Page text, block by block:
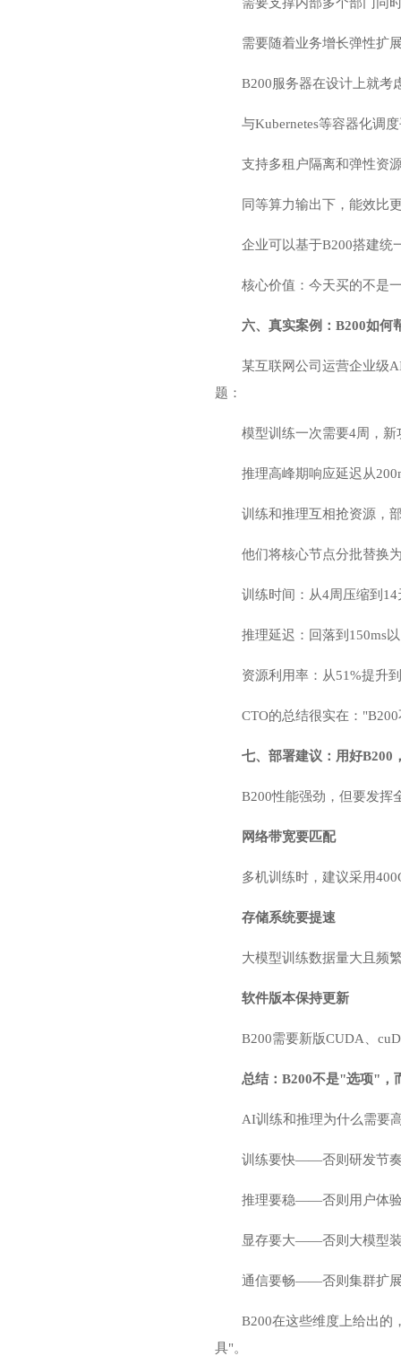
需要随着业务增长弹性扩
B200服务器在设计上就考
与Kubernetes等容器化调
支持多租户隔离和弹性资
同等算力输出下，能效比
企业可以基于B200搭建
核心价值：今天买的不是
六、真实案例：B200如
某互联网公司运营企业级
题：
模型训练一次需要4周，新
推理高峰期响应延迟从
训练和推理互相抢资源，
他们将核心节点分批替换
训练时间：从4周压缩到
推理延迟：回落到150ms
资源利用率：从51%提升
CTO的总结很实在：
七、部署建议：用好B200
B200性能强劲，但要发挥
网络带宽要匹配
多机训练时，建议采用
存储系统要提速
大模型训练数据量大且频
软件版本保持更新
B200需要新版CUDA、
总结：B200不是"选项"
AI训练和推理为什么需要
训练要快——否则研发节
推理要稳——否则用户体
显存要大——否则大模型
通信要畅——否则集群扩
B200在这些维度上给出的
具"。